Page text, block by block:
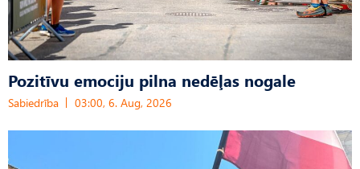
Pozitīvu emociju pilna nedēļas nogale
Sabiedrība 03:00, 6. Aug, 2026